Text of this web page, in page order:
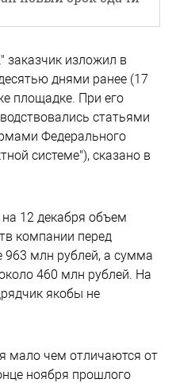
заказчик изложил в
днями ранее (17
площадке. При его
статьями
Федерального
системе"), сказано в
12 декабря объем
компании перед
963 млн рублей, а сумма
460 млн рублей. На
якобы не
мало чем отличаются от
ноября прошлого